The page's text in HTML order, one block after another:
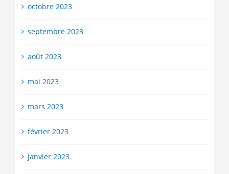
octobre 2023
septembre 2023
août 2023
mai 2023
mars 2023
février 2023
janvier 2023